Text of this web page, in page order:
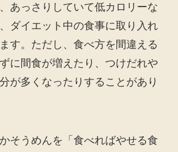
あっさりしていて低カロリーな
ダイエット中の食事に取り入れ
す。ただし、食べ方を間違える
に間食が増えたり、つけだれや
が多くなったりすることがあり
そうめんを「食べればやせる食